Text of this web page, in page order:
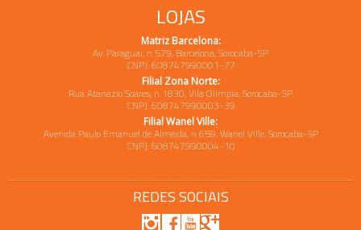
LOJAS
Matriz Barcelona:
Av. Paraguai, n 579, Barcelona, Sorocaba-SP
CNPJ: 608747990001-77
Filial Zona Norte:
Rua Atanazio Soares, n 1830, Vila Olimpia, Sorocaba-SP
CNPJ: 608747990003-39
Filial Wanel Ville:
Avenida Paulo Emanuel de Almeida, n 659, Wanel Ville, Sorocaba-SP
CNPJ: 608747990004-10
REDES SOCIAIS